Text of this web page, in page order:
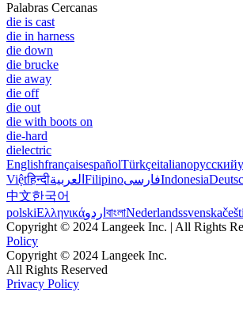
Palabras Cercanas
die is cast
die in harness
die down
die brucke
die away
die off
die out
die with boots on
die-hard
dielectric
EnglishfrançaisespañolTürkçeitalianoрусский
Việtहिन्दीالعربية FilipinoفارسیIndonesia
中文한국어
polskiΕλληνικάاردو বাংলাNederlandssvenska
Copyright © 2024 Langeek Inc. | All Rights
Policy
Copyright © 2024 Langeek Inc.
All Rights Reserved
Privacy Policy